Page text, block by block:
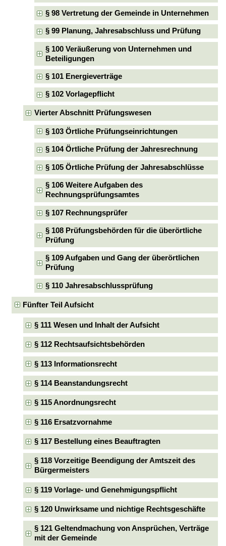
§ 98 Vertretung der Gemeinde in Unternehmen
§ 99 Planung, Jahresabschluss und Prüfung
§ 100 Veräußerung von Unternehmen und
Beteiligungen
§ 101 Energieverträge
§ 102 Vorlagepflicht
Vierter Abschnitt Prüfungswesen
§ 103 Örtliche Prüfungseinrichtungen
§ 104 Örtliche Prüfung der Jahresrechnung
§ 105 Örtliche Prüfung der Jahresabschlüsse
§ 106 Weitere Aufgaben des
Rechnungsprüfungsamtes
§ 107 Rechnungsprüfer
§ 108 Prüfungsbehörden für die überörtliche
Prüfung
§ 109 Aufgaben und Gang der überörtlichen
Prüfung
§ 110 Jahresabschlussprüfung
Fünfter Teil Aufsicht
§ 111 Wesen und Inhalt der Aufsicht
§ 112 Rechtsaufsichtsbehörden
§ 113 Informationsrecht
§ 114 Beanstandungsrecht
§ 115 Anordnungsrecht
§ 116 Ersatzvornahme
§ 117 Bestellung eines Beauftragten
§ 118 Vorzeitige Beendigung der Amtszeit des
Bürgermeisters
§ 119 Vorlage- und Genehmigungspflicht
§ 120 Unwirksame und nichtige Rechtsgeschäfte
§ 121 Geltendmachung von Ansprüchen, Verträge
mit der Gemeinde